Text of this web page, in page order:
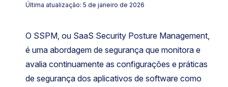
Última atualização: 5 de janeiro de 2026
O SSPM, ou SaaS Security Posture Management,
é uma abordagem de segurança que monitora e
avalia continuamente as configurações e práticas
de segurança dos aplicativos de software como